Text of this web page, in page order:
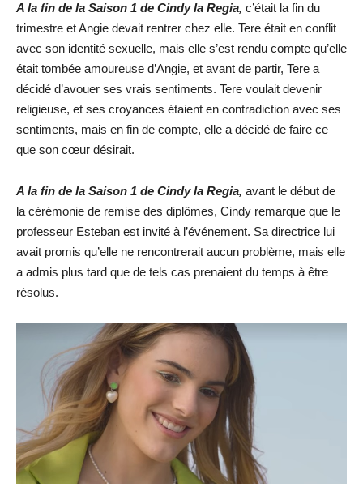
A la fin de la Saison 1 de Cindy la Regia, c’était la fin du
trimestre et Angie devait rentrer chez elle. Tere était en conflit
avec son identité sexuelle, mais elle s’est rendu compte qu’elle
était tombée amoureuse d’Angie, et avant de partir, Tere a
décidé d’avouer ses vrais sentiments. Tere voulait devenir
religieuse, et ses croyances étaient en contradiction avec ses
sentiments, mais en fin de compte, elle a décidé de faire ce
que son cœur désirait.
A la fin de la Saison 1 de Cindy la Regia, avant le début de
la cérémonie de remise des diplômes, Cindy remarque que le
professeur Esteban est invité à l’événement. Sa directrice lui
avait promis qu’elle ne rencontrerait aucun problème, mais elle
a admis plus tard que de tels cas prenaient du temps à être
résolus.